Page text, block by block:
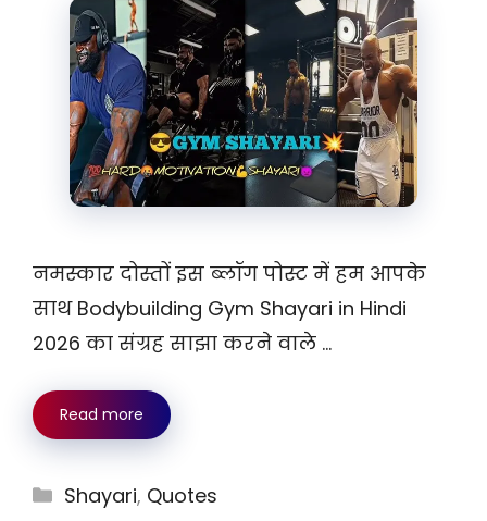
नमस्कार दोस्तों इस ब्लॉग पोस्ट में हम आपके
साथ Bodybuilding Gym Shayari in Hindi
2026 का संग्रह साझा करने वाले …
Read more
Categories
Shayari, Quotes